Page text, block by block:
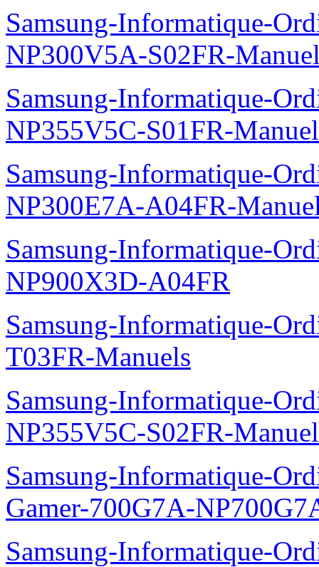
Samsung-Informatique-
NP300V5A-S02FR-
Samsung-Informatique-
NP355V5C-S01FR-
Samsung-Informatique-
NP300E7A-A04FR-
Samsung-Informatique-
NP900X3D-A04FR
Samsung-Informatique-
T03FR-Manuels
Samsung-Informatique-
NP355V5C-S02FR-
Samsung-Informatique-
Gamer-700G7A-
Samsung-Informatique-